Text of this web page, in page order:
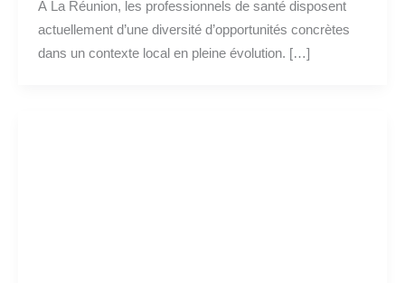
À La Réunion, les professionnels de santé disposent
actuellement d’une diversité d’opportunités concrètes
dans un contexte local en pleine évolution. […]